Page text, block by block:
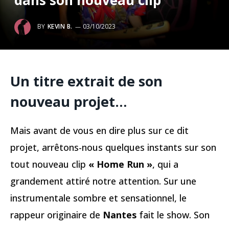
BY KEVIN B. 03/10/2023
Un titre extrait de son
nouveau projet…
Mais avant de vous en dire plus sur ce dit
projet, arrêtons-nous quelques instants sur son
tout nouveau clip « Home Run », qui a
grandement attiré notre attention. Sur une
instrumentale sombre et sensationnel, le
rappeur originaire de Nantes fait le show. Son